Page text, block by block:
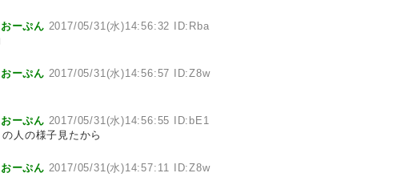
ーぷん 2017/05/31(水)14:56:32 ID:Rba
ーぷん 2017/05/31(水)14:56:57 ID:Z8w
ーぷん 2017/05/31(水)14:56:55 ID:bE1
人の様子見たから
ーぷん 2017/05/31(水)14:57:11 ID:Z8w